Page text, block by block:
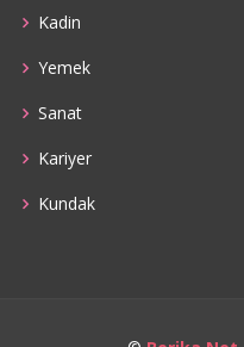
Kadin
Yemek
Sanat
Kariyer
Kundak